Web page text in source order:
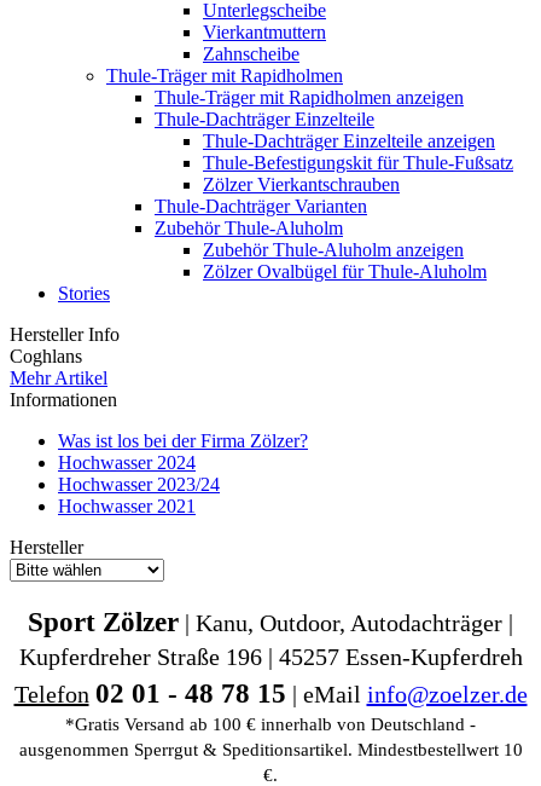
Unterlegscheibe
Vierkantmuttern
Zahnscheibe
Thule-Träger mit Rapidholmen
Thule-Träger mit Rapidholmen anzeigen
Thule-Dachträger Einzelteile
Thule-Dachträger Einzelteile anzeigen
Thule-Befestigungskit für Thule-Fußsatz
Zölzer Vierkantschrauben
Thule-Dachträger Varianten
Zubehör Thule-Aluholm
Zubehör Thule-Aluholm anzeigen
Zölzer Ovalbügel für Thule-Aluholm
Stories
Hersteller Info
Coghlans
Mehr Artikel
Informationen
Was ist los bei der Firma Zölzer?
Hochwasser 2024
Hochwasser 2023/24
Hochwasser 2021
Hersteller
Sport Zölzer | Kanu, Outdoor, Autodachträger |
Kupferdreher Straße 196 | 45257 Essen-Kupferdreh
Telefon 02 01 - 48 78 15 | eMail info@zoelzer.de
*Gratis Versand ab 100 € innerhalb von Deutschland -
ausgenommen Sperrgut & Speditionsartikel. Mindestbestellwert 10
€.